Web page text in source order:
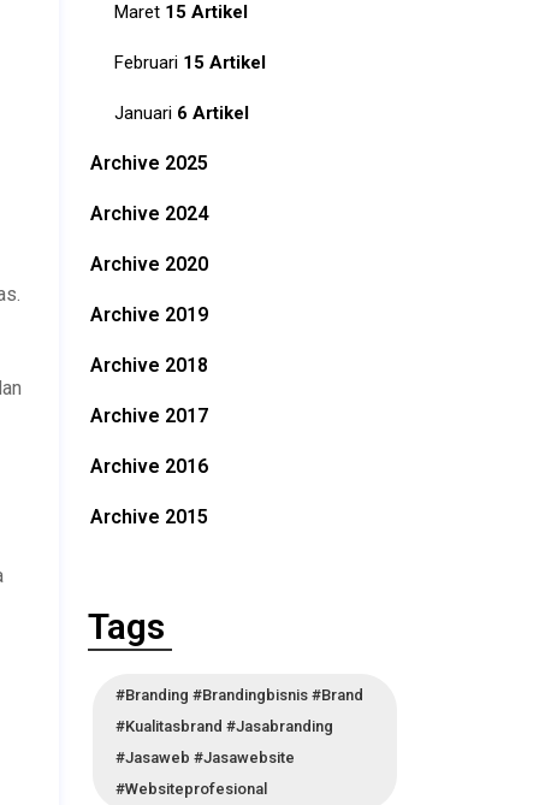
Maret 15 Artikel
Februari 15 Artikel
Januari 6 Artikel
Archive 2025
Archive 2024
Archive 2020
Archive 2019
Archive 2018
Archive 2017
Archive 2016
Archive 2015
Tags
#branding #brandingbisnis #brand
#kualitasbrand #jasabranding
#jasaweb #jasawebsite
#websiteprofesional